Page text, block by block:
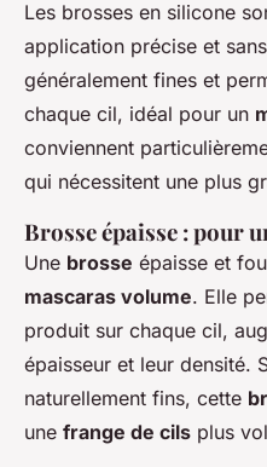
Les brosses en silicone
application précise et
généralement fines et
chaque cil, idéal pour un
conviennent
qui nécessitent une plus
Brosse épaisse : pour
Une brosse épaisse et
mascaras volume. Elle
produit sur chaque cil,
épaisseur et leur densité.
naturellement fins, cette
une frange de cils plus